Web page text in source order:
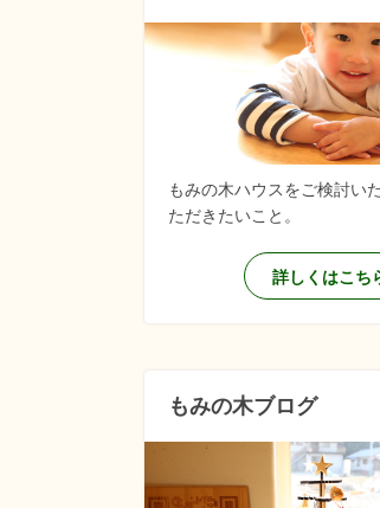
もみの木ハウスをご検討い
ただきたいこと。
詳しくはこち
もみの木ブログ